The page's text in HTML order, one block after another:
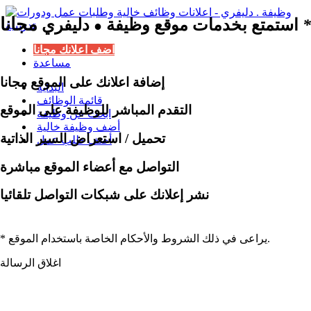
اضف اعلانك مجانا
مساعدة
البداية
قائمة الوظائف
ابحث عن وظيفة
أضف وظيفة خالية
أضف طلب عمل
استمتع بخدمات موقع وظيفة ● دليفريمجانا *
إضافة اعلانك على الموقع مجانا
التقدم المباشر للوظيفة على الموقع
تحميل / استعراض السير الذاتية
التواصل مع أعضاء الموقع مباشرة
نشر إعلانك على شبكات التواصل تلقائيا
* يراعى في ذلك الشروط والأحكام الخاصة باستخدام الموقع.
اغلاق الرسالة